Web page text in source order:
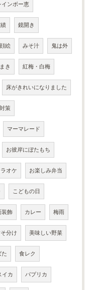
インボー恵
鏡開き
絵 みそ汁 鬼は外
き 紅梅・白梅
床がきれいになりました
策
マーマレード
お彼岸にぼたもち
オケ お楽しみ弁当
こどもの日
装飾 カレー 梅雨
分け 美味しい野菜
た 食レク
イカ パプリカ